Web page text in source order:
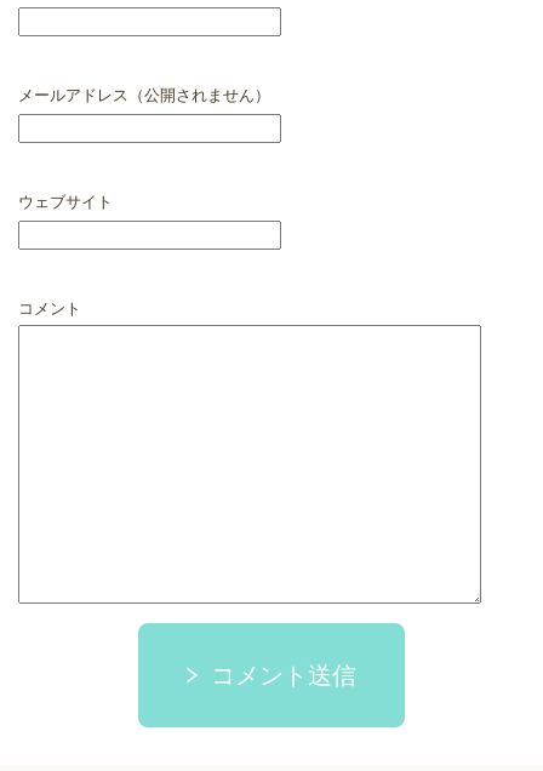
メールアドレス（公開されません）
ウェブサイト
コメント
コメント送信